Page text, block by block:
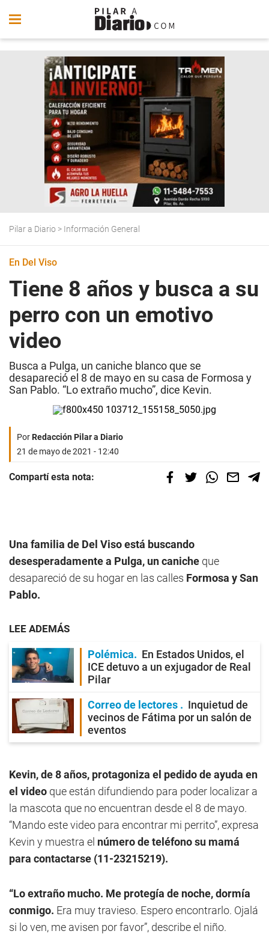
Pilar a Diario > Información General
En Del Viso
Tiene 8 años y busca a su
perro con un emotivo
video
Busca a Pulga, un caniche blanco que se
desapareció el 8 de mayo en su casa de Formosa y
San Pablo. “Lo extraño mucho”, dice Kevin.
PorRedacción Pilar a Diario
21 de mayo de 2021 - 12:40
Compartí esta nota:
Una familia de Del Viso está buscando
desesperadamente a Pulga, un caniche que
desapareció de su hogar en las calles Formosa y San
Pablo.
LEE ADEMÁS
Polémica
En Estados Unidos, el
ICE detuvo a un exjugador de Real
Pilar
Correo de lectores
Inquietud de
vecinos de Fátima por un salón de
eventos
Kevin, de 8 años, protagoniza el pedido de ayuda en
el video que están difundiendo para poder localizar a
la mascota que no encuentran desde el 8 de mayo.
“Mando este video para encontrar mi perrito”, expresa
Kevin y muestra el número de teléfono su mamá
para contactarse (11-23215219).
“Lo extraño mucho. Me protegía de noche, dormía
conmigo. Era muy travieso. Espero encontrarlo. Ojalá
si lo ven, me avisen por favor”, describe el niño.